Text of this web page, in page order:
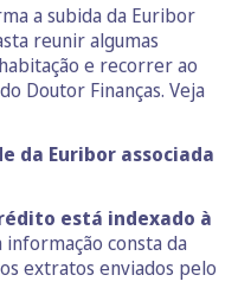
a subida da Euribor
reunir algumas
e recorrer ao
do Doutor Finanças. Veja
da Euribor associada
está indexado à
informação consta da
extratos enviados pelo